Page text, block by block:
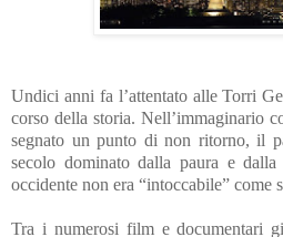
Undici anni fa l’attentato alle Torri
corso della storia. Nell’immaginario
segnato un punto di non ritorno, il
secolo dominato dalla paura e dalla
occidente non era “intoccabile” come
Tra i numerosi film e documentari